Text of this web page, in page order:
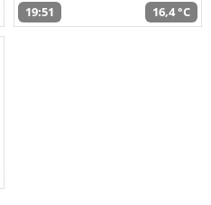
19:51 16,4 °C